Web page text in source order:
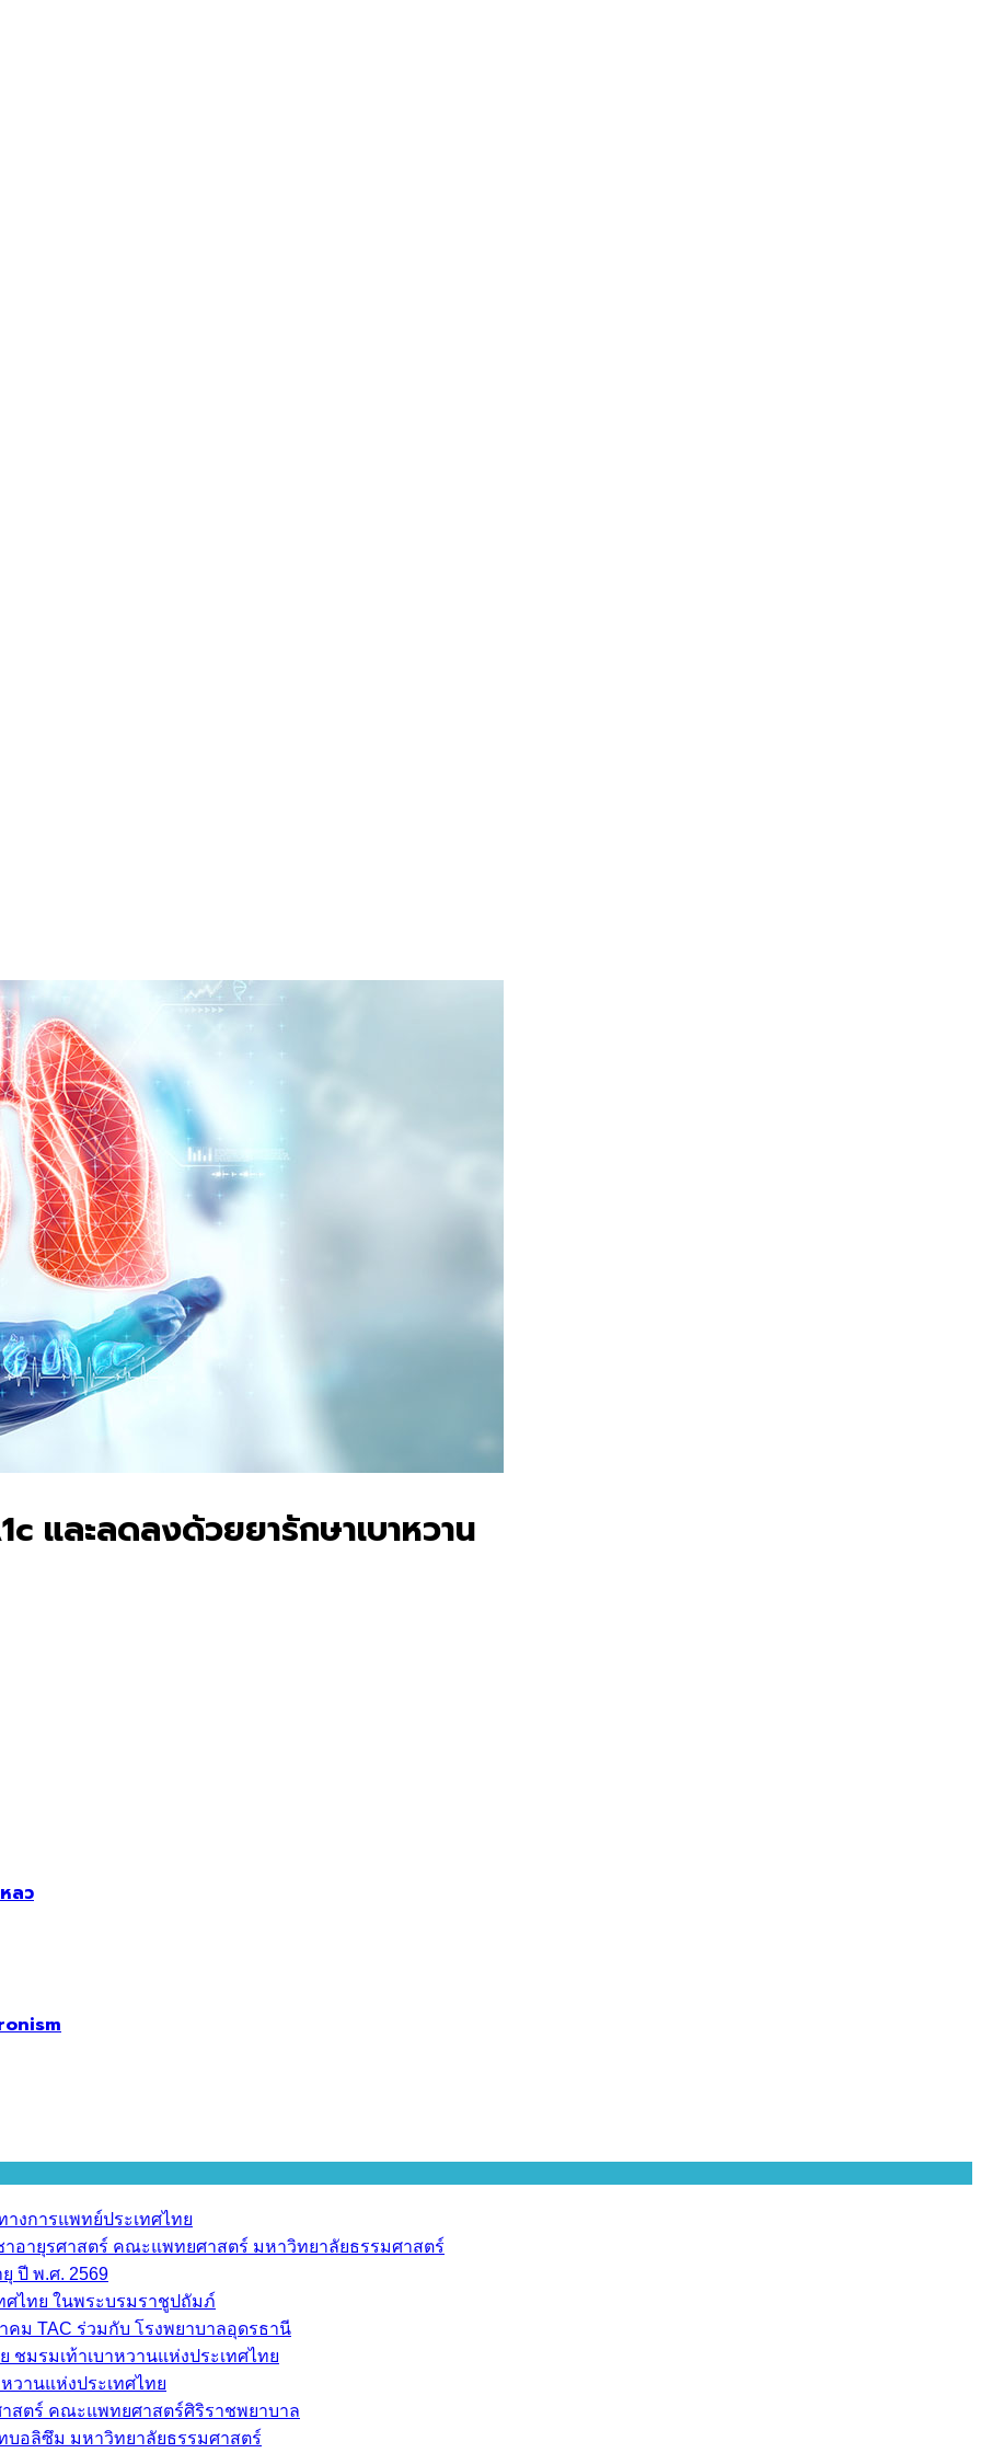
และลดลงด้วยยารักษาเบาหวาน
ลว
างการแพทย์ประเทศไทย
อายุรศาสตร์ คณะแพทยศาสตร์ มหาวิทยาลัยธรรมศาสตร์
ปี พ.ศ. 2569
ศไทย ในพระบรมราชูปถัมภ์
ม TAC ร่วมกับ โรงพยาบาลอุดรธานี
ชมรมเท้าเบาหวานแห่งประเทศไทย
วานแห่งประเทศไทย
าสตร์ คณะแพทยศาสตร์ศิริราชพยาบาล
บอลิซึม มหาวิทยาลัยธรรมศาสตร์